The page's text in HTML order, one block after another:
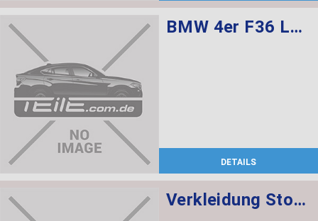
BMW 4er F36 Lederausstattung Sportsitze für Fahrer und Beifahrer, Sitzverstellung elektr. m. Memory sowie Sitzheizung vorne
DETAILS
Verkleidung Stossfänger grundiert vorn BASIS